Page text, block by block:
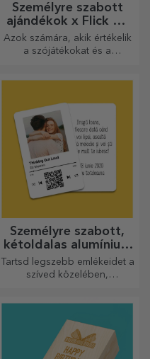
Személyre szabott
ajándékok x Flick Mr
Rima
Azok számára, akik értékelik
a szójátékokat és a
Személyre szabott,
kétoldalas alumínium
kártyák
Tartsd legszebb emlékeidet a
szíved közelében,